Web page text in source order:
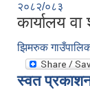
२०८२/०८३
कार्यालय वा
झिमरुक
स्वत